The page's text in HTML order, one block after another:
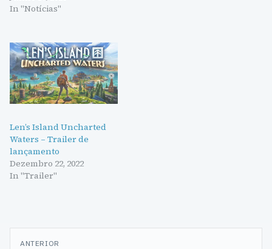
In "Notícias"
Len’s Island Uncharted
Waters – Trailer de
lançamento
Dezembro 22, 2022
In "Trailer"
Navegação
ANTERIOR